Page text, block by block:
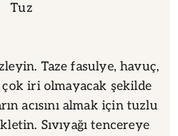
Tuz
Taze fasulye, havuç,
çok iri olmayacak şekilde
acısını almak için tuzlu
Sıvıyağı tencereye